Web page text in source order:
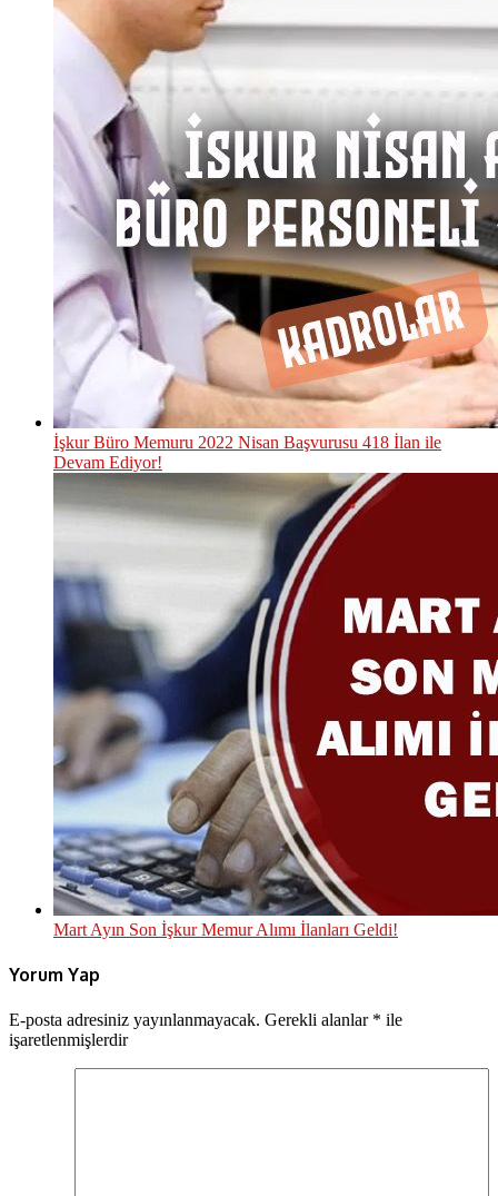
İşkur Büro Memuru 2022 Nisan Başvurusu 418 İlan ile
Devam Ediyor!
Mart Ayın Son İşkur Memur Alımı İlanları Geldi!
Yorum Yap
E-posta adresiniz yayınlanmayacak. Gerekli alanlar * ile
işaretlenmişlerdir